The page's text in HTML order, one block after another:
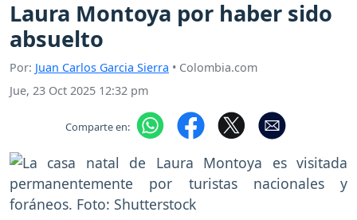
Laura Montoya por haber sido
absuelto
Por: Juan Carlos Garcia Sierra • Colombia.com
Jue, 23 Oct 2025 12:32 pm
Comparte en: